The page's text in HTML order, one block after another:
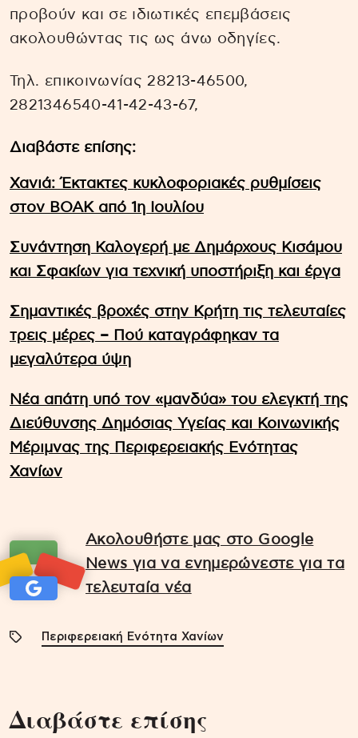
προβούν και σε ιδιωτικές επεμβάσεις
ακολουθώντας τις ως άνω οδηγίες.
Τηλ. επικοινωνίας 28213-46500,
2821346540-41-42-43-67,
Διαβάστε επίσης:
Χανιά: Έκτακτες κυκλοφοριακές ρυθμίσεις
στον ΒΟΑΚ από 1η Ιουλίου
Συνάντηση Καλογερή με Δημάρχους Κισάμου
και Σφακίων για τεχνική υποστήριξη και έργα
Σημαντικές βροχές στην Κρήτη τις τελευταίες
τρεις μέρες – Πού καταγράφηκαν τα
μεγαλύτερα ύψη
Νέα απάτη υπό τον «μανδύα» του ελεγκτή της
Διεύθυνσης Δημόσιας Υγείας και Κοινωνικής
Μέριμνας της Περιφερειακής Ενότητας
Χανίων
Ακολουθήστε μας στο Google
News για να ενημερώνεστε για τα
τελευταία νέα
Περιφερειακή Ενότητα Χανίων
Διαβάστε επίσης